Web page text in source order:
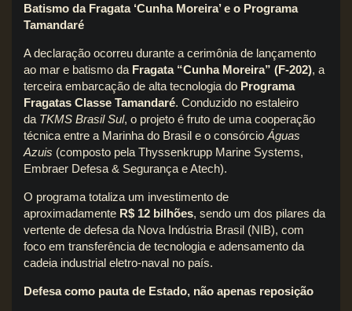
Batismo da Fragata ‘Cunha Moreira’ e o Programa
Tamandaré
A declaração ocorreu durante a cerimônia de lançamento
ao mar e batismo da Fragata “Cunha Moreira” (F-202), a
terceira embarcação de alta tecnologia do Programa
Fragatas Classe Tamandaré. Conduzido no estaleiro
da TKMS Brasil Sul, o projeto é fruto de uma cooperação
técnica entre a Marinha do Brasil e o consórcio Águas
Azuis (composto pela Thyssenkrupp Marine Systems,
Embraer Defesa & Segurança e Atech).
O programa totaliza um investimento de
aproximadamente R$ 12 bilhões, sendo um dos pilares da
vertente de defesa da Nova Indústria Brasil (NIB), com
foco em transferência de tecnologia e adensamento da
cadeia industrial eletro-naval no país.
Defesa como pauta de Estado, não apenas reposição